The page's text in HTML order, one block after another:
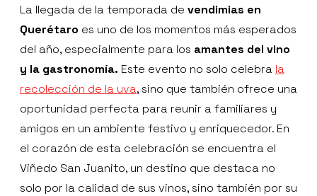
La llegada de la temporada de vendimias en
Querétaro es uno de los momentos más esperados
del año, especialmente para los amantes del vino
y la gastronomía. Este evento no solo celebra la
recolección de la uva, sino que también ofrece una
oportunidad perfecta para reunir a familiares y
amigos en un ambiente festivo y enriquecedor. En
el corazón de esta celebración se encuentra el
Viñedo San Juanito, un destino que destaca no
solo por la calidad de sus vinos, sino también por su